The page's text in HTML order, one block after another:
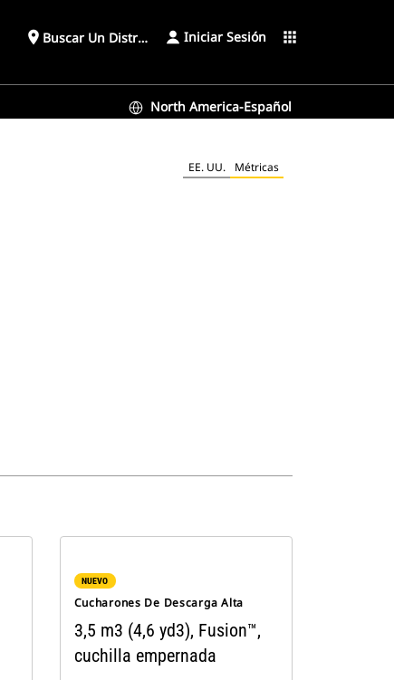
place Buscar Un Distribuidor Iniciar Sesión apps
North America-Español
EE. UU. Métricas
NUEVO
Cucharones De Descarga Alta
3,5 m3 (4,6 yd3), Fusion™,
cuchilla empernada